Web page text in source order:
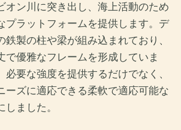
オン川に突き出し、海上活動のため
プラットフォームを提供します。デ
鉄製の柱や梁が組み込まれており、
で優雅なフレームを形成していま
必要な強度を提供するだけでなく、
ーズに適応できる柔軟で適応可能な
ました。